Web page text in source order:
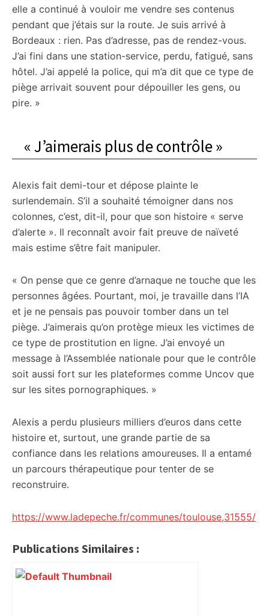
elle a continué à vouloir me vendre ses contenus
pendant que j’étais sur la route. Je suis arrivé à
Bordeaux : rien. Pas d’adresse, pas de rendez-vous.
J’ai fini dans une station-service, perdu, fatigué, sans
hôtel. J’ai appelé la police, qui m’a dit que ce type de
piège arrivait souvent pour dépouiller les gens, ou
pire. »
« J’aimerais plus de contrôle »
Alexis fait demi-tour et dépose plainte le
surlendemain. S’il a souhaité témoigner dans nos
colonnes, c’est, dit-il, pour que son histoire « serve
d’alerte ». Il reconnaît avoir fait preuve de naïveté
mais estime s’être fait manipuler.
« On pense que ce genre d’arnaque ne touche que les
personnes âgées. Pourtant, moi, je travaille dans l’IA
et je ne pensais pas pouvoir tomber dans un tel
piège. J’aimerais qu’on protège mieux les victimes de
ce type de prostitution en ligne. J’ai envoyé un
message à l’Assemblée nationale pour que le contrôle
soit aussi fort sur les plateformes comme Uncov que
sur les sites pornographiques. »
Alexis a perdu plusieurs milliers d’euros dans cette
histoire et, surtout, une grande partie de sa
confiance dans les relations amoureuses. Il a entamé
un parcours thérapeutique pour tenter de se
reconstruire.
https://www.ladepeche.fr/communes/toulouse,31555/
Publications Similaires :